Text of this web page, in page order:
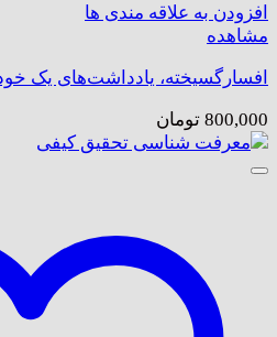
افزودن به علاقه مندی ها
مشاهده
افسارگسیخته، یادداشت‌های یک
800,000 تومان